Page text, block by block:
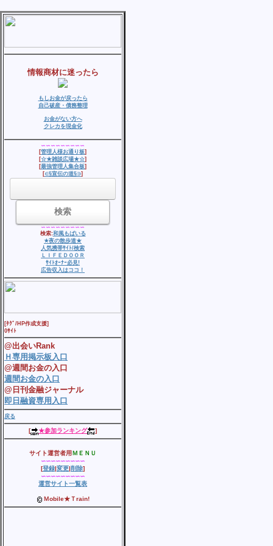
情報商材に迷ったら
もしお金が戻ったら
自己破産・債務整理
お金がない方へ
クレカを現金化
∽∽∽∽∽∽∽∽∽
[管理人様お通り板]
[☆★雑談広場★☆]
[最強管理人集合板]
[∈§宣伝の道§∋]
∽∽∽∽∽∽∽∽∽
検索:和風もばいる
★夜の散歩道★
人気携帯ｻｲﾄ/検索
ＬＩＦＥＤＯＯＲ
ｻｲﾄｵｰﾅｰ必見!
広告収入はココ！
[ﾀｸﾞ/HP作成支援]
0ｻｲﾄ
@出会いRank
Ｈ専用掲示板入口
@週間お金の入口
週間お金の入口
@日刊金融ジャーナル
即日融資専用入口
戻る
[ ★参加ランキング ]
サイト運営者用ＭＥＮＵ
∽∽∽∽∽∽∽∽∽
[登録|変更|削除]
∽∽∽∽∽∽∽∽∽
運営サイト一覧表
Ｍobile★Ｔrain!